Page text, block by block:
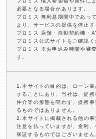
必要となる場合があります。
プロミス 無利息期間中であっ
より、サービスの提供を停止す
プロミス 店舗・自動契約機・
プロミス公式サイトをご確認く
プロミス ※お申込み時間や審
す。
1.本サイトの目的は、ローン
することにあり、当社は、提
仲介等の形態を問わず、提携
るものではありません。
2.本サイトに掲載される他の
注意を払っていますが、金利
保証するものではございませ